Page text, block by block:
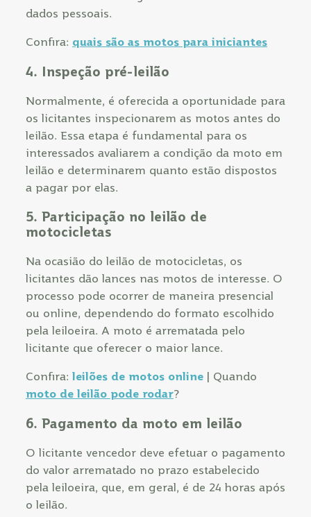
dados pessoais.
Confira: quais são as motos para iniciantes
4. Inspeção pré-leilão
Normalmente, é oferecida a oportunidade para
os licitantes inspecionarem as motos antes do
leilão. Essa etapa é fundamental para os
interessados avaliarem a condição da moto em
leilão e determinarem quanto estão dispostos
a pagar por elas.
5. Participação no leilão de
motocicletas
Na ocasião do leilão de motocicletas, os
licitantes dão lances nas motos de interesse. O
processo pode ocorrer de maneira presencial
ou online, dependendo do formato escolhido
pela leiloeira. A moto é arrematada pelo
licitante que oferecer o maior lance.
Confira: leilões de motos online| Quando
moto de leilão pode rodar?
6. Pagamento da moto em leilão
O licitante vencedor deve efetuar o pagamento
do valor arrematado no prazo estabelecido
pela leiloeira, que, em geral, é de 24 horas após
o leilão.